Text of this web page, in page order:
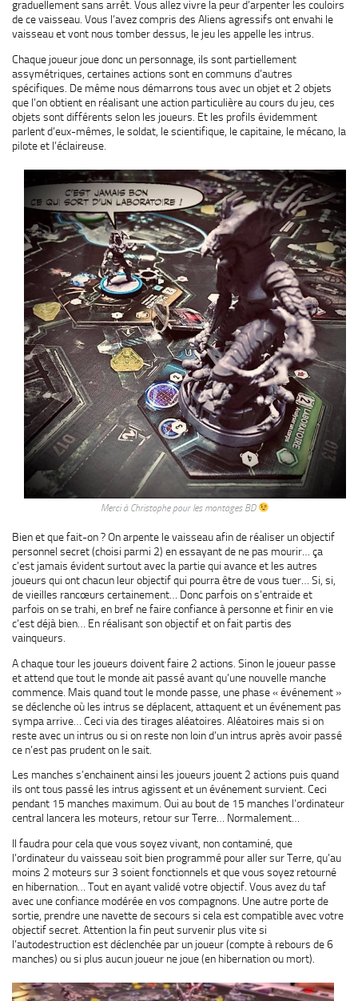
graduellement sans arrêt. Vous allez vivre la peur d’arpenter les couloirs
de ce vaisseau. Vous l’avez compris des Aliens agressifs ont envahi le
vaisseau et vont nous tomber dessus, le jeu les appelle les intrus.
Chaque joueur joue donc un personnage, ils sont partiellement
assymétriques, certaines actions sont en communs d’autres
spécifiques. De même nous démarrons tous avec un objet et 2 objets
que l’on obtient en réalisant une action particulière au cours du jeu, ces
objets sont différents selon les joueurs. Et les profils évidemment
parlent d’eux-mêmes, le soldat, le scientifique, le capitaine, le mécano, la
pilote et l’éclaireuse.
Merci à Christophe pour les montages BD
Bien et que fait-on ? On arpente le vaisseau afin de réaliser un objectif
personnel secret (choisi parmi 2) en essayant de ne pas mourir… ça
c’est jamais évident surtout avec la partie qui avance et les autres
joueurs qui ont chacun leur objectif qui pourra être de vous tuer… Si, si,
de vieilles rancœurs certainement… Donc parfois on s’entraide et
parfois on se trahi, en bref ne faire confiance à personne et finir en vie
c’est déjà bien… En réalisant son objectif et on fait partis des
vainqueurs.
A chaque tour les joueurs doivent faire 2 actions. Sinon le joueur passe
et attend que tout le monde ait passé avant qu’une nouvelle manche
commence. Mais quand tout le monde passe, une phase « événement »
se déclenche où les intrus se déplacent, attaquent et un événement pas
sympa arrive… Ceci via des tirages aléatoires. Aléatoires mais si on
reste avec un intrus ou si on reste non loin d’un intrus après avoir passé
ce n’est pas prudent on le sait.
Les manches s’enchainent ainsi les joueurs jouent 2 actions puis quand
ils ont tous passé les intrus agissent et un événement survient. Ceci
pendant 15 manches maximum. Oui au bout de 15 manches l’ordinateur
central lancera les moteurs, retour sur Terre… Normalement…
Il faudra pour cela que vous soyez vivant, non contaminé, que
l’ordinateur du vaisseau soit bien programmé pour aller sur Terre, qu’au
moins 2 moteurs sur 3 soient fonctionnels et que vous soyez retourné
en hibernation… Tout en ayant validé votre objectif. Vous avez du taf
avec une confiance modérée en vos compagnons. Une autre porte de
sortie, prendre une navette de secours si cela est compatible avec votre
objectif secret. Attention la fin peut survenir plus vite si
l’autodestruction est déclenchée par un joueur (compte à rebours de 6
manches) ou si plus aucun joueur ne joue (en hibernation ou mort).